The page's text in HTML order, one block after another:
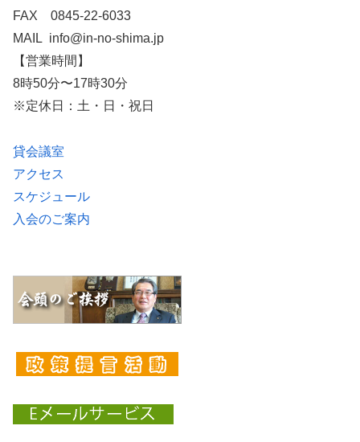
FAX 0845-22-6033
MAIL info@in-no-shima.jp
【営業時間】
8時50分〜17時30分
※定休日：土・日・祝日
貸会議室
アクセス
スケジュール
入会のご案内